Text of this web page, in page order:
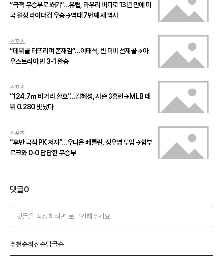
“극적 무승부로 쐐기”…유럽, 라우리 버디로 13년 만에 미
국 원정 라이더컵 우승→역대 7번째 새 역사
스포츠
“데뷔골 터뜨리며 존재감”…이태석, 빈 더비 선제골→아
우스트리아 빈 3-1 완승
스포츠
“124.7ｍ 비거리 환호”…김혜성, 시즌 3홈런→MLB 데
뷔 0.280 빛났다
스포츠
“후반 극적 PK 저지”…우니온 베를린, 정우영 투입→함부
르크와 0-0 답답한 무승부
댓글0
댓글을 작성하려면 로그인해주세요
추천순최신순답글순